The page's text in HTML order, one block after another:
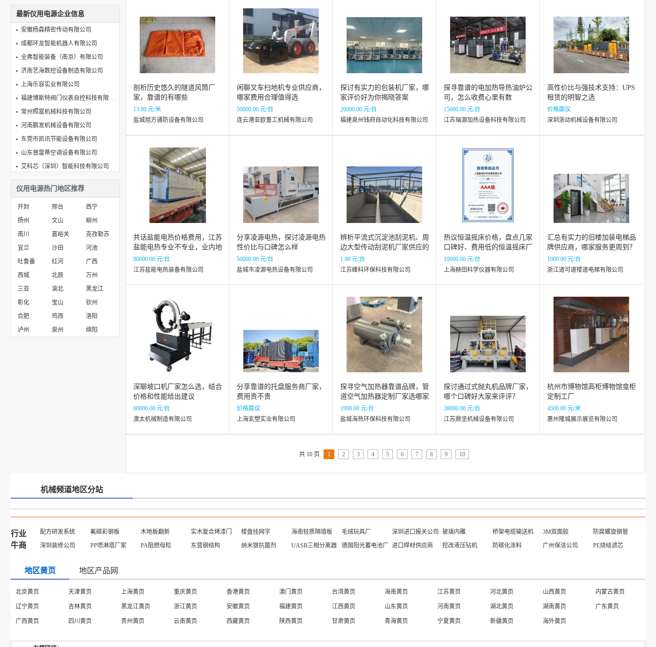
最新仪用电源企业信息
安徽杨森精密传动有限公司
成都环龙智能机器人有限公司
全弗智能装备（南京）有限公司
济南艺海数控设备制造有限公司
上海乐容实业有限公司
福建博斯特阀门仪表自控科技有限公司
常州照富机械科技有限公司
河南鹏发机械设备有限公司
东莞市凯讯节能设备有限公司
山东普雷蒂空调设备有限公司
艾科芯（深圳）智能科技有限公司
冠县源瑞交通设施有限公司
上海伊誊实业有限责任公司
深圳市中宝智电子科技有限公司
仪用电源热门地区推荐
开封 邢台
西宁
扬州
文山
柳州
南川
嘉峪关
克孜勒苏
宜兰
沙田
河池
吐鲁番
红河
广西
西城
北辰
万州
三亚
渝北
黑龙江
彰化
宝山
钦州
合肥
鸡西
洛阳
泸州
泉州 绵阳
剖析历史悠久的隧道风筒厂
家，靠谱的有哪些
13.00 元/米
盐城旭方通防设备有限公司
闲聊叉车扫地机专业供应商，
哪家费用合理值得选
50000.00 元/台
连云港亚欧重工机械有限公司
探讨有实力的包装机厂家，哪
家评价好为你揭晓答案
20000.00 元/台
福建泉州钱府自动化科技有限公司
探寻靠谱的电加热导热油炉公
司，怎么收费心里有数
15000.00 元/台
江苏瑞源加热设备科技有限公司
高性价比与强技术支持：UPS
租赁的明智之选
价格面议
深圳浙动机械设备有限公司
共话盐能电热价格费用，江苏
盐能电热专业不专业，业内地
位如何
80000.00 元/台
江苏盐能电热装备有限公司
分享凌源电热，探讨凌源电热
性价比与口碑怎么样
50000.00 元/台
盐城市凌源电热设备有限公司
辨析平流式沉淀池刮泥机、周
边大型传动刮泥机厂家供应的
靠谱品牌
1.00 元/台
江苏峰科环保科技有限公司
热议恒温摇床价格，盘点几家
口碑好、费用低的恒温摇床厂
家
10000.00 元/台
上海赫田科学仪器有限公司
汇总有实力的旧楼加装电梯品
牌供应商，哪家服务更周到？
1000.00 元/台
浙江道可道楼道电梯有限公司
深聊坡口机厂家怎么选，结合
价格和性能给出建议
60000.00 元/台
澳太机械制造有限公司
分享靠谱的托盘服务商厂家，
费用贵不贵
价格面议
上海玄塑实业有限公司
探寻空气加热器靠谱品牌，管
道空气加热器定制厂家选哪家
1998.00 元/台
盐城海热环保科技有限公司
探讨通过式抛丸机品牌厂家，
哪个口碑好大家来评评？
38000.00 元/台
江苏鼎坚机械设备有限公司
杭州市博物馆高柜博物馆龛柜
定制工厂
4500.00 元/米
惠州隆城展示展览有限公司
共 10 页 1 2 3 4 5 6 7 8 9 10
机械频道地区分站
行业
牛商
配方研发系统 氟碳彩钢板 木地板翻新 实木复合烤漆门 楼盘挂网字 海南轻质隔墙板 毛绒玩具厂 深圳进口报关公司 玻璃内雕 桥架电缆输送机 3M双面胶
防腐螺旋钢管
深圳装修公司
PP喷淋塔厂家 PA阻燃母粒 东营钢结构 纳米银抗菌剂 UASB三相分离器 德国阳光蓄电池厂 进口焊材供应商 挖改液压钻机 防碳化涂料 广州保洁公司 PE烧结滤芯
地区黄页 地区产品网
北京黄页 天津黄页 上海黄页 重庆黄页 香港黄页 澳门黄页 台湾黄页 海南黄页 江苏黄页 河北黄页 山西黄页 内蒙古黄页
辽宁黄页 吉林黄页 黑龙江黄页 浙江黄页 安徽黄页 福建黄页 江西黄页 山东黄页 河南黄页 湖北黄页 湖南黄页 广东黄页
广西黄页 四川黄页 贵州黄页 云南黄页 西藏黄页 陕西黄页 甘肃黄页 青海黄页 宁夏黄页 新疆黄页 海外黄页